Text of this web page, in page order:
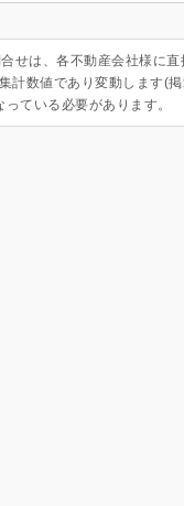
せは、各不動産会社様に直
数値であり変動します(掲
ている必要があります。